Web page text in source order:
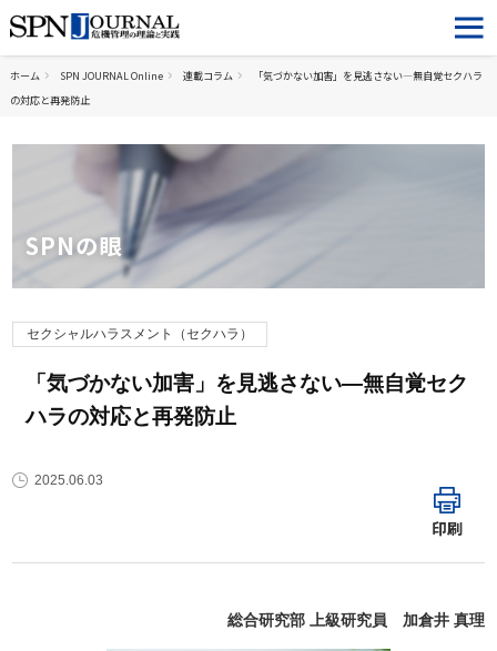
ホーム SPN JOURNAL Online 連載コラム
「気づかない加害」を見逃さない―無自覚セクハラ
の対応と再発防止
SPNの眼
セクシャルハラスメント（セクハラ）
「気づかない加害」を見逃さない―無自覚セク
ハラの対応と再発防止
2025.06.03
印刷
総合研究部 上級研究員 加倉井 真理